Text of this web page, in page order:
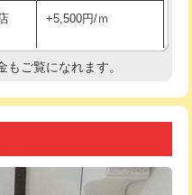
27,500円
38,500円
38,500円
現場見積
3,300円
5,500円
止
5,500円
作
11,000円
+5,500円/ｍ
現地調査
+3,300円
もご覧になれます。